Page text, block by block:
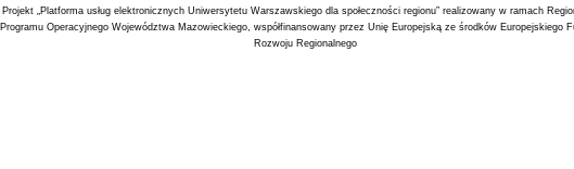
Projekt „Platforma usług elektronicznych Uniwersytetu Warszawskiego dla społeczności regionu” realizowany w ramach
Programu Operacyjnego Województwa Mazowieckiego, współfinansowany przez Unię Europejską ze środków Europejskiego
Rozwoju Regionalnego